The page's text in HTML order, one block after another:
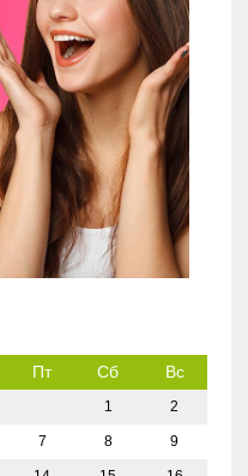
Пт Сб Вс
1 2
7 8 9